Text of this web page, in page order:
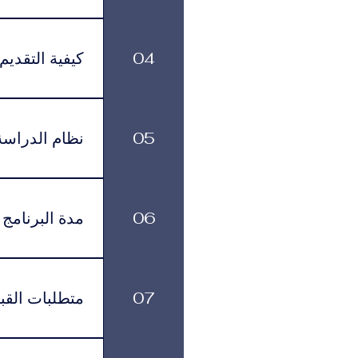
يتم تقديم البرنامج باللغة العربية.
04 كيفية التقديم
يمكن تقديم طلب
القبول بمساعدتك خلال جميع مراحل التقديم والتسجيل.
05 نظام
يتم تقديم
06 مدة البرنامج
لكل برنامج مدة
07 متطلبات
يجب على